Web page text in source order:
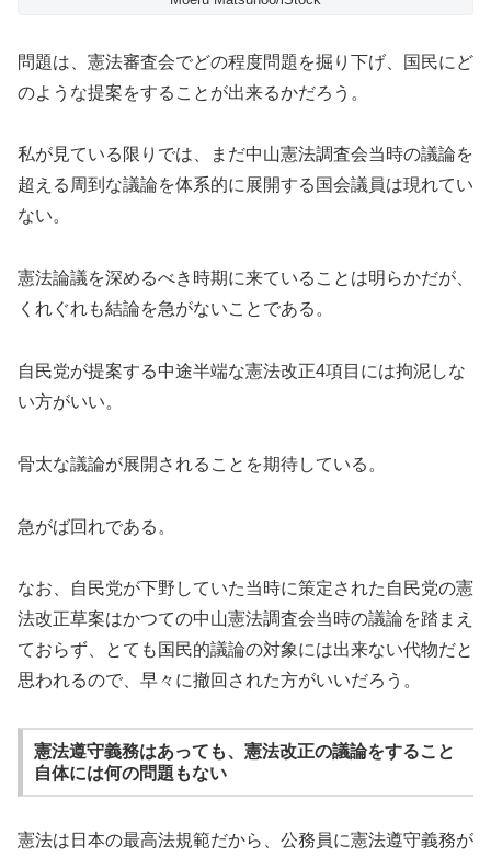
問題は、憲法審査会でどの程度問題を掘り下げ、国民にど
のような提案をすることが出来るかだろう。
私が見ている限りでは、まだ中山憲法調査会当時の議論を
超える周到な議論を体系的に展開する国会議員は現れてい
ない。
憲法論議を深めるべき時期に来ていることは明らかだが、
くれぐれも結論を急がないことである。
自民党が提案する中途半端な憲法改正4項目には拘泥しな
い方がいい。
骨太な議論が展開されることを期待している。
急がば回れである。
なお、自民党が下野していた当時に策定された自民党の憲
法改正草案はかつての中山憲法調査会当時の議論を踏まえ
ておらず、とても国民的議論の対象には出来ない代物だと
思われるので、早々に撤回された方がいいだろう。
憲法遵守義務はあっても、憲法改正の議論をすること
自体には何の問題もない
憲法は日本の最高法規範だから、公務員に憲法遵守義務が